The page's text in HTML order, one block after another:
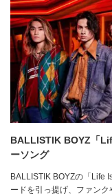
BALLISTIK BOYZ「
ーソング
BALLISTIK BOYZの「Life
ードを引っ提げ、ファン